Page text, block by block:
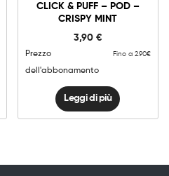
CLICK & PUFF – POD –
CRISPY MINT
3,90 €
Prezzo
dell'abbonamento
Fino a 2.90€
Leggi di più